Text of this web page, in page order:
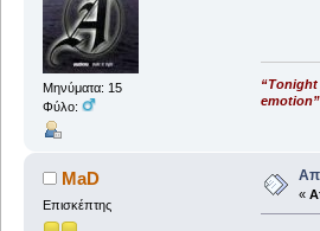
Μηνύματα: 15
Φύλο:
“Tonight
emotion”
MaD
Επισκέπτης
«